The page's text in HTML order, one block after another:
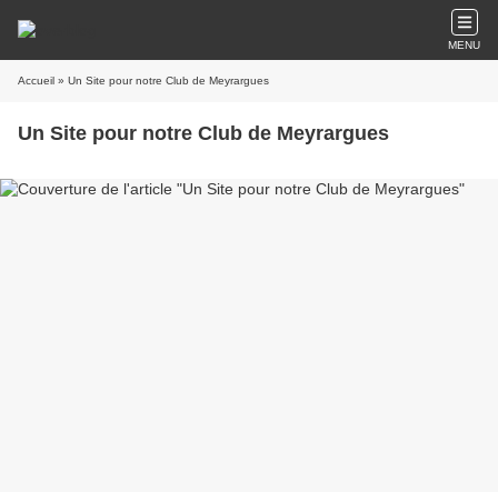
MENU
Accueil » Un Site pour notre Club de Meyrargues
Un Site pour notre Club de Meyrargues